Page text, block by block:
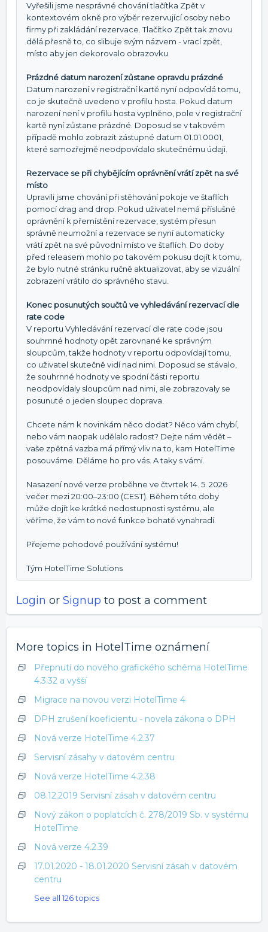
Vyřešili jsme nesprávné chování tlačítka Zpět v
kontextovém okně pro výběr rezervující osoby nebo
firmy při zakládání rezervace. Tlačítko Zpět tak znovu
dělá přesně to, co slibuje svým názvem - vrací zpět,
místo aby jen dekorovalo obrazovku.
Prázdné datum narození zůstane opravdu prázdné
Datum narození v registrační kartě nyní odpovídá tomu,
co je skutečně uvedeno v profilu hosta. Pokud datum
narození není v profilu hosta vyplněno, pole v registrační
kartě nyní zůstane prázdné. Doposud se v takovém
případě mohlo zobrazit zástupné datum 01.01.0001,
které samozřejmě neodpovídalo skutečnému údaji.
Rezervace se při chybějícím oprávnění vrátí zpět na své
místo
Upravili jsme chování při stěhování pokoje ve štaflích
pomocí drag and drop. Pokud uživatel nemá příslušné
oprávnění k přemístění rezervace, systém přesun
správně neumožní a rezervace se nyní automaticky
vrátí zpět na své původní místo ve štaflích. Do doby
před releasem mohlo po takovém pokusu dojít k tomu,
že bylo nutné stránku ručně aktualizovat, aby se vizuální
zobrazení vrátilo do správného stavu.
Konec posunutých součtů ve vyhledávání rezervací dle
rate code
V reportu Vyhledávání rezervací dle rate code jsou
souhrnné hodnoty opět zarovnané ke správným
sloupcům, takže hodnoty v reportu odpovídají tomu,
co uživatel skutečně vidí nad nimi. Doposud se stávalo,
že souhrnné hodnoty ve spodní části reportu
neodpovídaly sloupcům nad nimi, ale zobrazovaly se
posunuté o jeden sloupec doprava.
Chcete nám k novinkám něco dodat? Něco vám chybí,
nebo vám naopak udělalo radost? Dejte nám vědět –
vaše zpětná vazba má přímý vliv na to, kam HotelTime
posouváme. Děláme ho pro vás. A taky s vámi.
Nasazení nové verze proběhne ve čtvrtek 14. 5. 2026
večer mezi 20:00–23:00 (CEST). Během této doby
může dojít ke krátké nedostupnosti systému, ale
věříme, že vám to nové funkce bohatě vynahradí.
Přejeme pohodové používání systému!
Tým HotelTime Solutions
Login or Signup to post a comment
More topics in HotelTime oznámení
Přepnutí do nového grafického schéma HotelTime
4.3.32 a vyšší
Migrace na novou verzi HotelTime 4
DPH zrušení koeficientu - novela zákona o DPH
Nová verze HotelTime 4.2.37
Servisní zásahy v datovém centru
Nová verze HotelTime 4.2.38
08.12.2019 Servisní zásah v datovém centru
Nový zákon o poplatcích č. 278/2019 Sb. v systému
HotelTime
Nová verze 4.2.39
17.01.2020 - 18.01.2020 Servisní zásah v datovém
centru
See all 126 topics